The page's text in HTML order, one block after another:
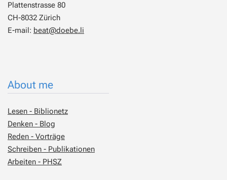
Plattenstrasse 80
CH-8032 Zürich
E-mail: beat@doebe.li
About me
Lesen - Biblionetz
Denken - Blog
Reden - Vorträge
Schreiben - Publikationen
Arbeiten - PHSZ